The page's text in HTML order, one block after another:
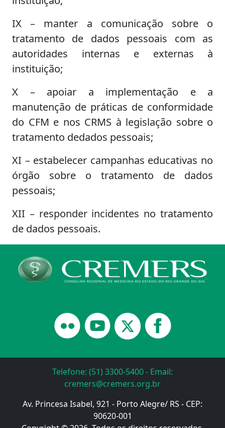
IX – manter a comunicação sobre o
tratamento de dados pessoais com as
autoridades internas e externas à
instituição;
X – apoiar a implementação e a
manutenção de práticas de conformidade
do CFM e nos CRMS à legislação sobre o
tratamento dedados pessoais;
XI – estabelecer campanhas educativas no
órgão sobre o tratamento de dados
pessoais;
XII – responder incidentes no tratamento
de dados pessoais.
Telefone: (51) 3300-5400 - Email:
cremers@cremers.org.br
Av. Princesa Isabel, 921 - Porto Alegre/ RS - CEP:
90620-001